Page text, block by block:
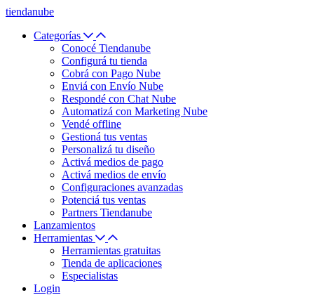
tiendanube
Categorías
Conocé Tiendanube
Configurá tu tienda
Cobrá con Pago Nube
Enviá con Envío Nube
Respondé con Chat Nube
Automatizá con Marketing Nube
Vendé offline
Gestioná tus ventas
Personalizá tu diseño
Activá medios de pago
Activá medios de envío
Configuraciones avanzadas
Potenciá tus ventas
Partners Tiendanube
Lanzamientos
Herramientas
Herramientas gratuitas
Tienda de aplicaciones
Especialistas
Login